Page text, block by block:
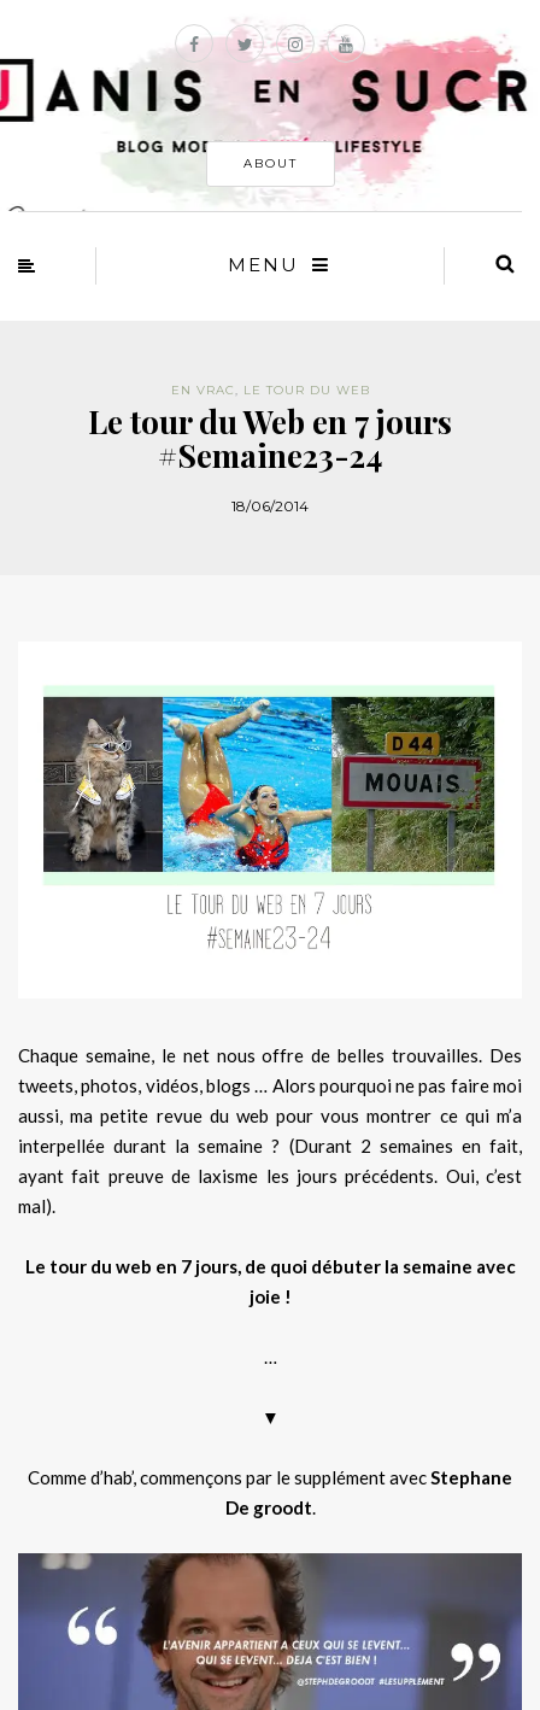
ABOUT
MENU
EN VRAC, LE TOUR DU WEB
Le tour du Web en 7 jours
#Semaine23-24
18/06/2014
Chaque semaine, le net nous offre de belles trouvailles. Des
tweets, photos, vidéos, blogs … Alors pourquoi ne pas faire moi
aussi, ma petite revue du web pour vous montrer ce qui m’a
interpellée durant la semaine ? (Durant 2 semaines en fait,
ayant fait preuve de laxisme les jours précédents. Oui, c’est
mal).
Le tour du web en 7 jours, de quoi débuter la semaine avec
joie !
…
▼
Comme d’hab’, commençons par le supplément avecStephane
De groodt.